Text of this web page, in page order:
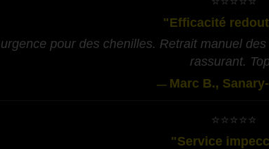
"Efficacité
pour des chenilles. Retrait manuel
rassurant.
— Marc B.,
​⭐⭐⭐⭐⭐
"Service